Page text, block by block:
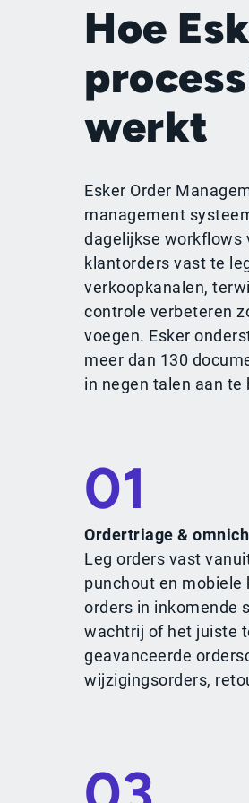
Hoe
werkt
Esker Order
management
dagelijkse workflows
klantorders vast te
verkoopkanalen,
controle verbeteren
voegen. Esker
meer dan 130
in negen talen aan te
01
Ordertriage &
Leg orders vast
punchout en mobiele
orders in inkomende
wachtrij of het juiste
geavanceerde
wijzigingsorders,